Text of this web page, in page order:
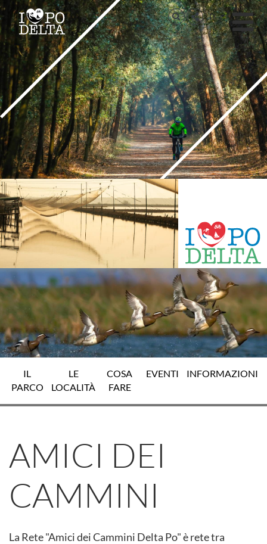
Delta del Po
Delta del Po
IT
IL
PARCO
LE
LOCALITÀ
COSA
FARE
EVENTI INFORMAZIONI
AMICI DEI
CAMMINI
La Rete "Amici dei Cammini Delta Po" è rete tra